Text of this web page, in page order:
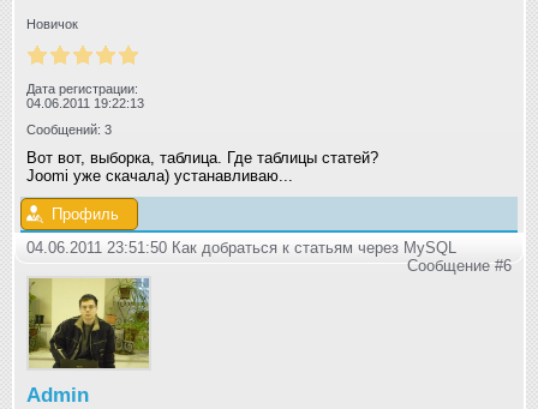
Новичок
Дата регистрации:
04.06.2011 19:22:13
Сообщений: 3
Вот вот, выборка, таблица. Где таблицы статей?
Joomi уже скачала) устанавливаю...
Профиль
04.06.2011 23:51:50 Как добраться к статьям через MySQL
Сообщение #6
Admin